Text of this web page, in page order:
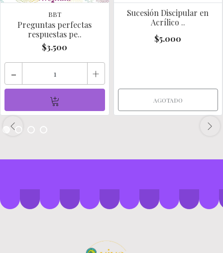
BBT
Preguntas perfectas
respuestas pe..
$3.500
- +
Sucesión Discipular en
Acrílico ..
$5.000
AGOTADO